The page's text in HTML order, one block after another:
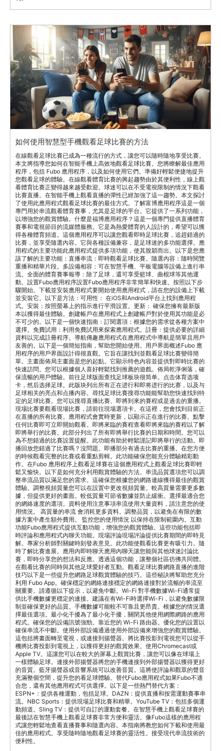
如何使用智慧型手機觀看足球比賽的方法
在線觀看足球比賽已成為一種流行的方式，讓您可以隨時隨地享受比賽。
本文將指導您如何在智能手機上高效地觀看足球比賽。您將瞭解最佳應用
程序，包括 Fubo 應用程序，以及如何使用它們。準備好輕鬆便捷地提升
您觀看足球的體驗。在線觀看體育比賽的興起趨勢由於其便利性，線上觀
看體育比賽正變得越來越受歡迎。球迷可以在不受電視限制的情況下觀看
比賽直播。在智能手機上觀看直播的彈性已經加強了這一趨勢。本文探討
了使用此應用程式觀看足球比賽的最佳方式。了解富博應用程序這是一個
專門用於串流觀看體育賽事，尤其是足球的平台。它提供了一系列功能，
以增強您的觀賞體驗。什麼是福博應用程序？這是一個專門提供直播體育
賽事和電視節目的流媒體服務。它是為熱愛體育的人設計的，希望可以獲
得各種體育頻道。這個應用程序可以讓您觀看即時足球比賽，追趕錯過的
比賽，並享受隨選內容。它與各種設備兼容，是足球迷的多功能選擇。應
用程式的主要功能此應用程式提供多項功能，使其脫穎而出。以下是您應
該了解的主要功能：直播串流：即時觀看足球比賽。隨選內容：隨時閱覽
重播和精華片段。多設備相容：可在智慧手機、平板電腦等設備上進行串
流。全面的體育賽事報導：除了足球，還可享受籃球、曲棍球等其他運
動。設置Fubo應用程序設置Fubo應用程序非常簡單和快速。按照以下步
驟開始。下載並安裝應用程式要開始使用應用程式，請在您的設備上下載
並安裝它。以下是方法：可用性： 在iOS和Android平台上找到應用程
式。安裝：按照螢幕上的指示進行平滑設置。更新： 確保您擁有最新版
本以獲得最佳體驗。創建帳戶在應用程式上創建帳戶對於使用其功能是必
不可少的。以下是一個快速指南：訂閱選項：根據您的需求從各種方案中
選擇。免費試用：利用免費試用來探索應用程式。註冊：提供必要的詳細
資料以完成註冊程序。導航傳趣應用程式在應用程式中導航是簡單且用戶
友善的。以下是一個簡短指南，幫助您開始使用。用戶界面概述Fubo 應
用程序的用戶界面設計得很直觀。它旨在讓找到並觀看足球比賽變得簡
單。主畫面佈局主畫面是您的起點。它顯示特色內容並提供對即時比賽的
快速訪問。您可以根據個人喜好輕鬆找到推薦的遊戲。佈局乾淨俐落，確
保流暢的用戶體驗。前往足球版面查找足球板块很简单。点击体育选项
卡，然后选择足球。此版块列出所有正在进行和即将进行的比赛，以及与
足球相关的亮点和点播内容。尋找足球比賽搜尋功能能幫助您快速找到特
定的足球比賽。您可以搜尋直播比賽、即將到來的賽程或是過去的重播。
現場比賽要觀看現場比賽，請前往現場選項卡。在這裡，您會找到目前正
在直播的所有比賽。應用程式會實時更新，以顯示正在進行的比賽。點擊
任何比賽即可立即開始觀看。即將來臨的賽程查看即將來臨的賽程以了解
即將舉行的比賽。此部分列出了所有即將舉行比賽的日期和時間。您可以
為不想錯過的比賽設置提醒。此功能有助於輕鬆謹記即將舉行的活動。即
播回放您錯過了比賽嗎？沒問題。即播部分有過去比賽的重播。在您方便
的時候觀看完整的比賽或看重點剪輯。此功能確保您能充分體驗精彩動
作。在Fubo 應用程序上觀看足球賽在這個應用程式上觀看足球比賽即輕
鬆又愉快。以下是如何充分利用觀賞體驗的方法。串流品質選項您可以調
整串流品質以滿足您的需求。這確保您根據您的網路連線獲得最佳的觀賞
體驗。調整視頻質量您可以在設置中更改視頻質量。較高質量需要更多數
據，但提供更好的畫面。較低質量可節省數據並防止緩衝。選擇最適合您
的網絡速度的選項。資料使用注意事項串流使用大量資料，請注意您的使
用情況。 高質量的串流 會消耗更多資料。調整品質，以避免在有限的數
據方案中產生額外費用。 監控您的使用情況 以保持在限制範圍內。互動
功能Fubo應用程式提供互動功能，增強您的觀賞體驗。這些功能包括即
時評論和應用程式內聊天功能。現場評論現場評論提供比賽期間的即時見
解。專家分析師對關鍵時刻發表意見。此功能使觀看比賽更有吸引力。隨
時了解比賽進展。應用內即時聊天應用內聊天讓您能與其他球迷討論比
賽，即時分享您的想法和反應。透過這個功能，讓整個社區彷彿共同體。
在觀看比賽的同時與其他足球愛好者互動。觀看足球比賽網路直播的進階
技巧以下是一些提升您網路足球觀賞體驗的技巧。這些秘訣將幫助您充分
利用 Fubo App。確保穩定的網絡連接穩定的網絡連接對於流暢的串流至
關重要。請遵循以下提示，以避免中斷。Wi-Fi 對手機數據Wi-Fi通常提
供比手機數據更穩定的連接。建議在有Wi-Fi時選擇Wi-Fi，以避免數據限
制並確保更好的品質。手機數據可能較不可靠且更昂貴。根據您的情況選
擇最佳選項。最小化干擾為了最小化干擾，關閉其他使用網際網路的應用
程式。確保您的設備訊號強勁。靠近您的 Wi-Fi 路由器。優化您的設置以
確保串流不中斷。使用外部設備通過使用外部設備來增強您的觀賞體驗。
這包括將畫面轉至電視，或連接到揚聲器。將比賽投影到電視您可以從手
機將比賽投影到電視上，以獲得更好的觀賞效果。使用Chromecast或
Apple TV。這讓您可以在較大的屏幕上觀賞比賽，讓您可以像在球場上
一樣體驗足球。連接外部揚聲器將您的手機連接到外部揚聲器以獲得更好
的音質。藍牙揚聲器或音響系統可以改善音質。這將使評論和觀眾的聲音
充滿整個空間，提升您的看足球體驗。替代Fubo應用程式如果Fubo不適
合您，還有其他應用程式可供選擇。以下是一些熱門替代方案：
ESPN+：提供各種運動，包括足球。DAZN：提供直播和按需運動賽事串
流。NBC Sports：提供現場足球比賽和精華。YouTube TV：包括多個運
動頻道。Sling TV：提供可自訂的運動套餐。在智慧手機上觀看足球賽的
最後話在智慧手機上觀看足球賽非常方便和靈活。像Fubo這樣的應用程
式讓您輕鬆地查看直播賽事和隨選內容。本指南將教您如何下載和使用最
佳的應用程式。享受隨時隨地觀看足球賽的靈活性。接受現代串流技術的
便利性。